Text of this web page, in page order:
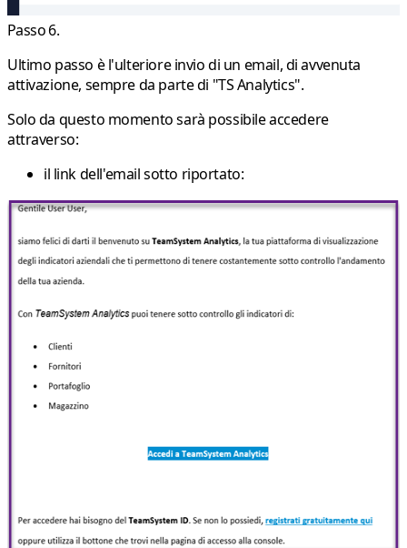
Passo 6.
Ultimo passo è l'ulteriore invio di un email, di avvenuta
attivazione, sempre da parte di "TS Analytics".
Solo da questo momento sarà possibile accedere
attraverso:
il link dell'email sotto riportato: